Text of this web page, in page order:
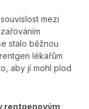
mezi
stalo běžnou
lékařům
aby jí mohl plod
rentgenovým